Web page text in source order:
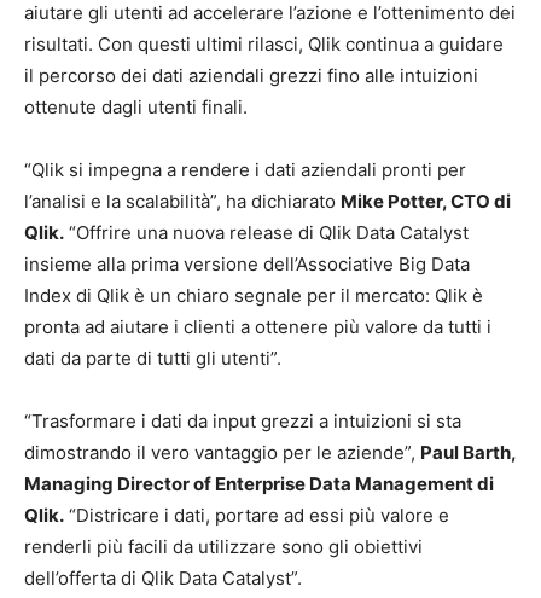
aiutare gli utenti ad accelerare l’azione e l’ottenimento dei
risultati. Con questi ultimi rilasci, Qlik continua a guidare
il percorso dei dati aziendali grezzi fino alle intuizioni
ottenute dagli utenti finali.
“Qlik si impegna a rendere i dati aziendali pronti per
l’analisi e la scalabilità”, ha dichiarato Mike Potter, CTO di
Qlik. “Offrire una nuova release di Qlik Data Catalyst
insieme alla prima versione dell’Associative Big Data
Index di Qlik è un chiaro segnale per il mercato: Qlik è
pronta ad aiutare i clienti a ottenere più valore da tutti i
dati da parte di tutti gli utenti”.
“Trasformare i dati da input grezzi a intuizioni si sta
dimostrando il vero vantaggio per le aziende”, Paul Barth,
Managing Director of Enterprise Data Management di
Qlik. “Districare i dati, portare ad essi più valore e
renderli più facili da utilizzare sono gli obiettivi
dell’offerta di Qlik Data Catalyst”.